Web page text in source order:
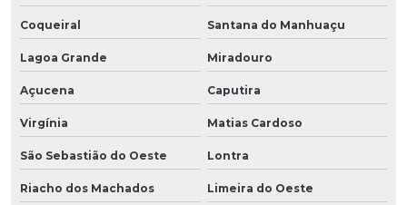
Coqueiral Santana do Manhuaçu
Lagoa Grande Miradouro
Açucena Caputira
Virgínia Matias Cardoso
São Sebastião do Oeste Lontra
Riacho dos Machados Limeira do Oeste